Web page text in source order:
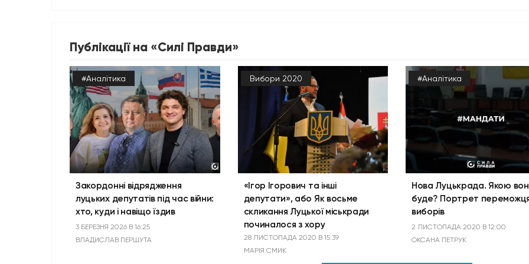
Публікації на «Силі Правди»
#Аналітика
Закордонні відрядження
луцьких депутатів під час війни:
хто, куди і навіщо їздив
3 БЕРЕЗНЯ 2026 В 16:25
ВЛАДИСЛАВ ПЕРШУТА
Вибори 2020
«Ігор Ігорович та інші
депутати», або Як восьме
скликання Луцької міськради
починалося з хору
28 ЛИСТОПАДА 2020 В 15:39
МАРІЯ СМИК
#Аналітика
Нова Луцькрада. Якою
буде? Портрет
виборів
2 ЛИСТОПАДА 2020 В 12:00
ОКСАНА ПЕТРУК